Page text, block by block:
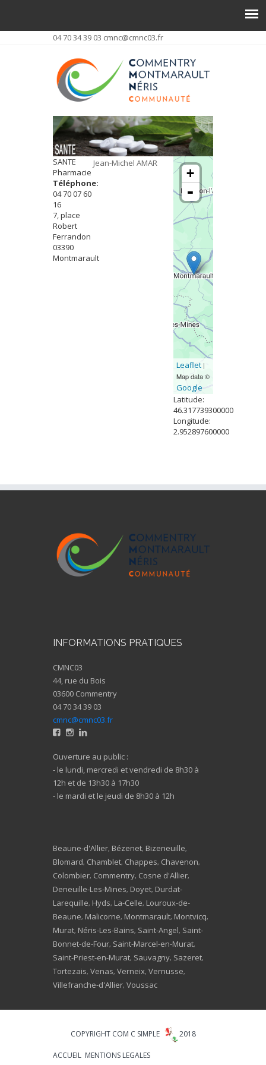
04 70 34 39 03 cmnc@cmnc03.fr
SANTE
Pharmacie
Téléphone:
04 70 07 60
16
7, place
Robert
Ferrandon
03390
Montmarault
Jean-Michel AMAR
+
-
Leaflet|
Map data ©
Google
Latitude:
46.317739300000
Longitude:
2.952897600000
INFORMATIONS PRATIQUES
CMNC03
44, rue du Bois
03600 Commentry
04 70 34 39 03
cmnc@cmnc03.fr
Ouverture au public :
- le lundi, mercredi et vendredi de 8h30 à
12h et de 13h30 à 17h30
- le mardi et le jeudi de 8h30 à 12h
Beaune-d'Allier, Bézenet, Bizeneuille,
Blomard, Chamblet, Chappes, Chavenon,
Colombier, Commentry, Cosne d'Allier,
Deneuille-Les-Mines, Doyet, Durdat-
Larequille, Hyds, La-Celle, Louroux-de-
Beaune, Malicorne, Montmarault, Montvicq,
Murat, Néris-Les-Bains, Saint-Angel, Saint-
Bonnet-de-Four, Saint-Marcel-en-Murat,
Saint-Priest-en-Murat, Sauvagny, Sazeret,
Tortezais, Venas, Verneix, Vernusse,
Villefranche-d'Allier, Voussac
COPYRIGHT COM C SIMPLE 2018
ACCUEIL MENTIONS LEGALES